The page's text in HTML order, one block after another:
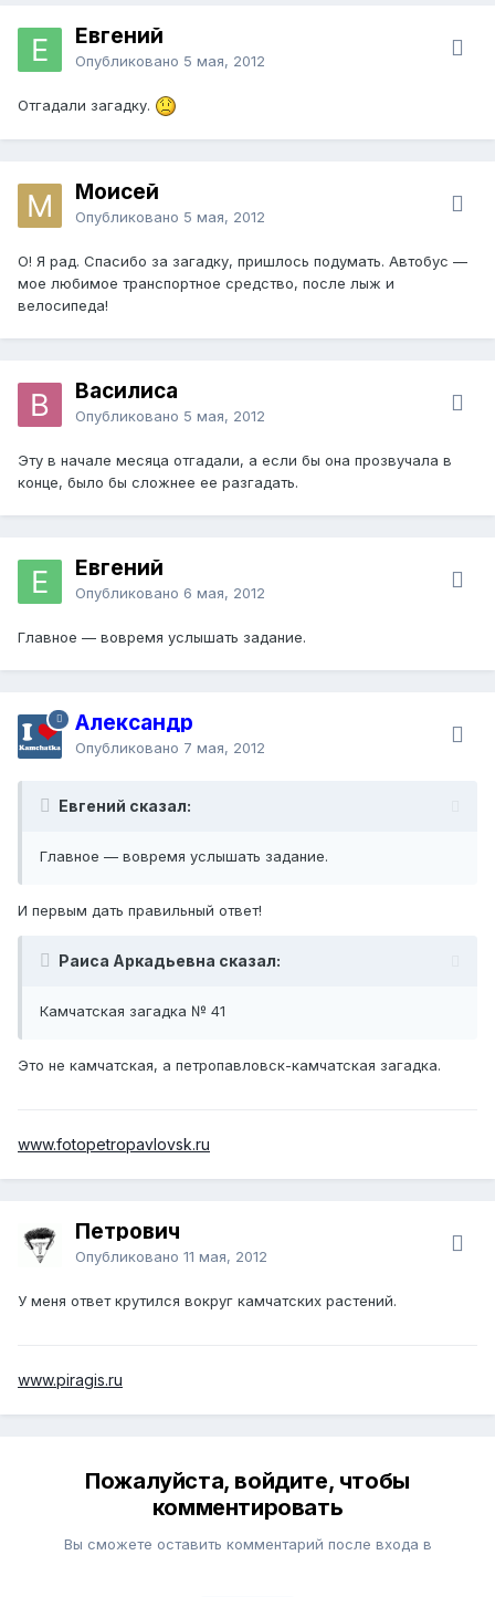
Евгений
Опубликовано 5 мая, 2012
Отгадали загадку.
Моисей
Опубликовано 5 мая, 2012
О! Я рад. Спасибо за загадку, пришлось подумать. Автобус —
мое любимое транспортное средство, после лыж и
велосипеда!
Василиса
Опубликовано 5 мая, 2012
Эту в начале месяца отгадали, а если бы она прозвучала в
конце, было бы сложнее ее разгадать.
Евгений
Опубликовано 6 мая, 2012
Главное — вовремя услышать задание.
Александр
Опубликовано 7 мая, 2012
Евгений сказал:
Главное — вовремя услышать задание.
И первым дать правильный ответ!
Раиса Аркадьевна сказал:
Камчатская загадка № 41
Это не камчатская, а петропавловск-камчатская загадка.
www.fotopetropavlovsk.ru
Петрович
Опубликовано 11 мая, 2012
У меня ответ крутился вокруг камчатских растений.
www.piragis.ru
Пожалуйста, войдите, чтобы
комментировать
Вы сможете оставить комментарий после входа в